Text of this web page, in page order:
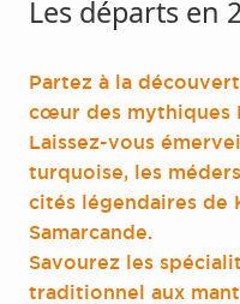
Les départs en
Partez à la
cœur des mythiques
Laissez-vous
turquoise, les
cités légendaires de
Samarcande.
Savourez les
traditionnel aux